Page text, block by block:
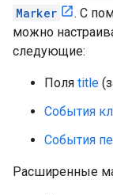
Marker
. С
можно
следующие:
Поля title
События
События
Расширенные